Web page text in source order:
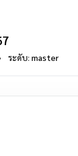
ระดับ: master